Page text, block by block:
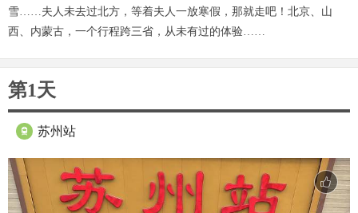
雪……夫人未去过北方，等着夫人一放寒假，那就走吧！北京、山
西、内蒙古，一个行程跨三省，从未有过的体验……
第1天
 苏州站